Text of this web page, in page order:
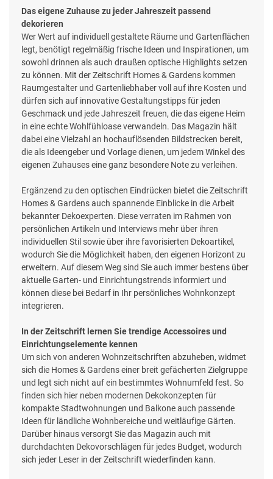
Das eigene Zuhause zu jeder Jahreszeit passend
dekorieren
Wer Wert auf individuell gestaltete Räume und Gartenflächen
legt, benötigt regelmäßig frische Ideen und Inspirationen, um
sowohl drinnen als auch draußen optische Highlights setzen
zu können. Mit der Zeitschrift Homes & Gardens kommen
Raumgestalter und Gartenliebhaber voll auf ihre Kosten und
dürfen sich auf innovative Gestaltungstipps für jeden
Geschmack und jede Jahreszeit freuen, die das eigene Heim
in eine echte Wohlfühloase verwandeln. Das Magazin hält
dabei eine Vielzahl an hochauflösenden Bildstrecken bereit,
die als Ideengeber und Vorlage dienen, um jedem Winkel des
eigenen Zuhauses eine ganz besondere Note zu verleihen.
Ergänzend zu den optischen Eindrücken bietet die Zeitschrift
Homes & Gardens auch spannende Einblicke in die Arbeit
bekannter Dekoexperten. Diese verraten im Rahmen von
persönlichen Artikeln und Interviews mehr über ihren
individuellen Stil sowie über ihre favorisierten Dekoartikel,
wodurch Sie die Möglichkeit haben, den eigenen Horizont zu
erweitern. Auf diesem Weg sind Sie auch immer bestens über
aktuelle Garten- und Einrichtungstrends informiert und
können diese bei Bedarf in Ihr persönliches Wohnkonzept
integrieren.
In der Zeitschrift lernen Sie trendige Accessoires und
Einrichtungselemente kennen
Um sich von anderen Wohnzeitschriften abzuheben, widmet
sich die Homes & Gardens einer breit gefächerten Zielgruppe
und legt sich nicht auf ein bestimmtes Wohnumfeld fest. So
finden sich hier neben modernen Dekokonzepten für
kompakte Stadtwohnungen und Balkone auch passende
Ideen für ländliche Wohnbereiche und weitläufige Gärten.
Darüber hinaus versorgt Sie das Magazin auch mit
durchdachten Dekovorschlägen für jedes Budget, wodurch
sich jeder Leser in der Zeitschrift wiederfinden kann.